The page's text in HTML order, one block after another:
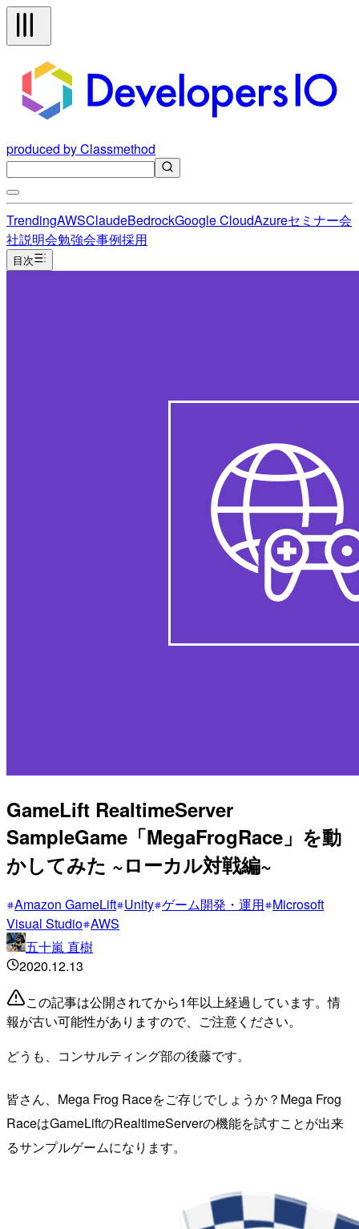
produced by Classmethod
TrendingAWSClaudeBedrockGoogle CloudAzureセミナー会
社説明会勉強会事例採用
目次
GameLift RealtimeServer
SampleGame「MegaFrogRace」を動
かしてみた ~ローカル対戦編~
Amazon GameLift Unity ゲーム開発・運用 Microsoft
Visual Studio AWS
五十嵐 直樹
2020.12.13
この記事は公開されてから1年以上経過しています。情
報が古い可能性がありますので、ご注意ください。
どうも、コンサルティング部の後藤です。
皆さん、Mega Frog Raceをご存じでしょうか？Mega Frog
RaceはGameLiftのRealtimeServerの機能を試すことが出来
るサンプルゲームになります。